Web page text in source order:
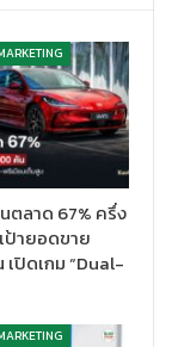
ากตัวเลขการ
ารหดตัวจากปัจจัย
ดตัวที่น้อยกว่าคือ
นกระแสที่ +5.7%
บ SUV มียอด
นต์ทั้งหมด 63.8
ตลาด 67% ครึ่ง
ป้ายอดขาย
ปิดเกม “Dual-